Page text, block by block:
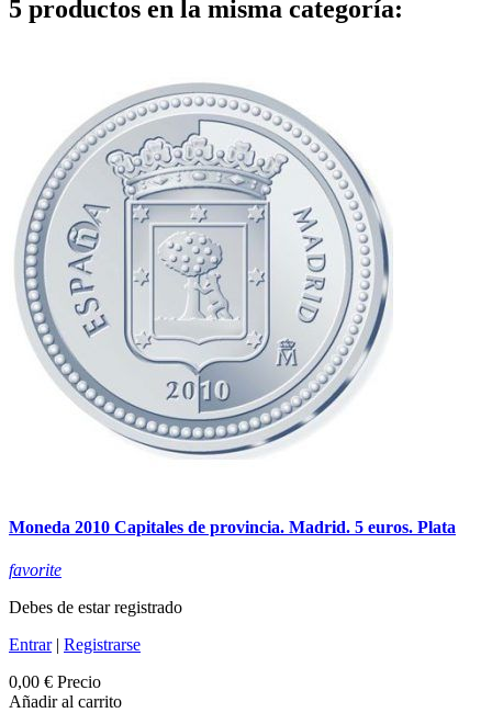
5 productos en la misma categoría:
Moneda 2010 Capitales de provincia. Madrid. 5 euros. Plata
favorite
Debes de estar registrado
Entrar| Registrarse
0,00 € Precio
Añadir al carrito